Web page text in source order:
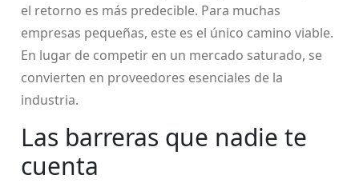
el retorno es más predecible. Para muchas
empresas pequeñas, este es el único camino viable.
En lugar de competir en un mercado saturado, se
convierten en proveedores esenciales de la
industria.
Las barreras que nadie te
cuenta